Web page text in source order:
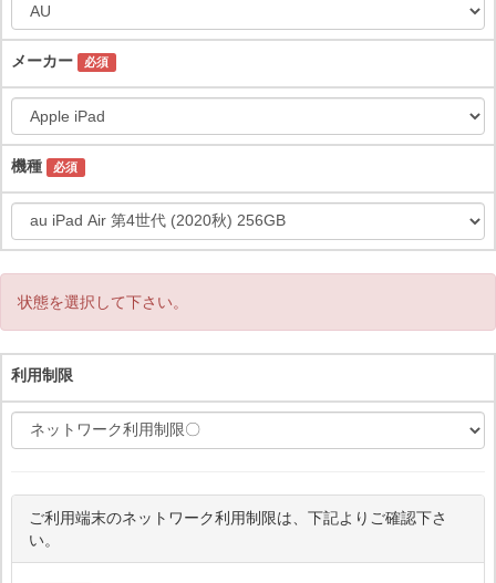
メーカー 必須
機種 必須
状態を選択して下さい。
利用制限
ご利用端末のネットワーク利用制限は、下記よりご確認下さ
い。